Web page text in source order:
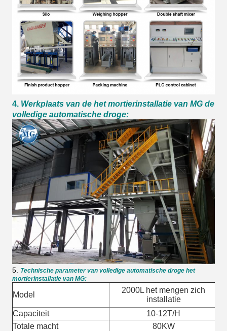
4. Werkplaats van de het mortierinstallatie van MG de
volledige automatische droge:
5.
Technische parameter van volledige automatische droge het
mortierinstallatie van MG:
Model
2000L het mengen zich
installatie
Capaciteit
10-12T/H
Totale macht
80KW